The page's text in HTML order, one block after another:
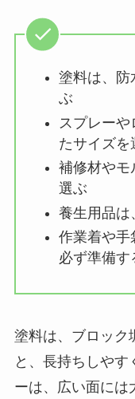
塗料は、防
ぶ
スプレー
たサイズを
補修材やモ
選ぶ
養生用品は
作業着や手
必ず準備す
塗料は、ブロック
と、長持ちしやす
ーは、広い面には